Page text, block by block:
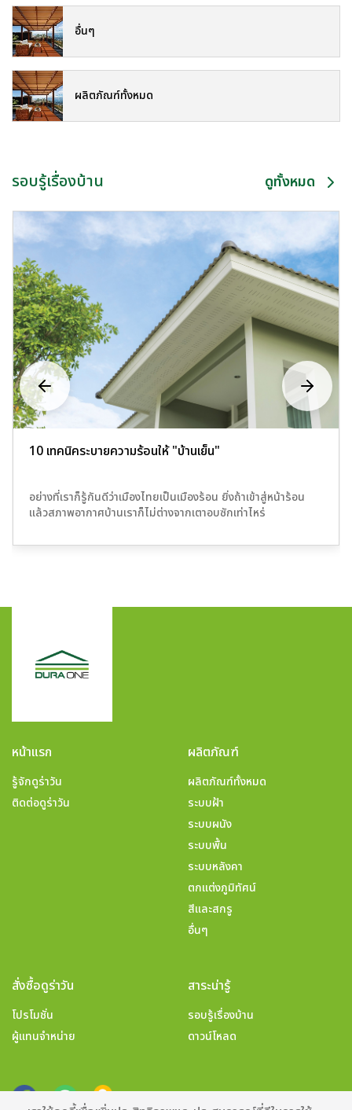
อื่นๆ
ผลิตภัณฑ์ทั้งหมด
รอบรู้เรื่องบ้าน ดูทั้งหมด
10 เทคนิคระบายความร้อนให้ "บ้านเย็น"
อย่างที่เราก็รู้กันดีว่าเมืองไทยเป็นเมืองร้อน ยิ่งถ้าเข้าสู่หน้าร้อน
แล้วสภาพอากาศบ้านเราก็ไม่ต่างจากเตาอบซักเท่าไหร่
หน้าแรก
รู้จักดูร่าวัน
ติดต่อดูร่าวัน
ผลิตภัณฑ์
ผลิตภัณฑ์ทั้งหมด
ระบบฝ้า
ระบบผนัง
ระบบพื้น
ระบบหลังคา
ตกแต่งภูมิทัศน์
สีและสกรู
อื่นๆ
สั่งซื้อดูร่าวัน
โปรโมชั่น
ผู้แทนจำหน่าย
สาระน่ารู้
รอบรู้เรื่องบ้าน
ดาวน์โหลด